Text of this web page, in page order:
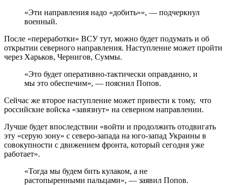
«Эти направления надо «добить»», — подчеркнул
военный.
После «переработки» ВСУ тут, можно будет подумать и об
открытии северного направления. Наступление может пройти
через Харьков, Чернигов, Суммы.
«Это будет оперативно-тактически оправданно, и
мы это обеспечим», — пояснил Попов.
Сейчас же второе наступление может привести к тому, что
российские войска «завязнут» на северном направлении.
Лучше будет впоследствии «войти и продолжить отодвигать
эту «серую зону» с северо-запада на юго-запад Украины в
совокупности с движением фронта, который сегодня уже
работает».
«Тогда мы будем бить кулаком, а не
растопыренными пальцами», — заявил Попов.